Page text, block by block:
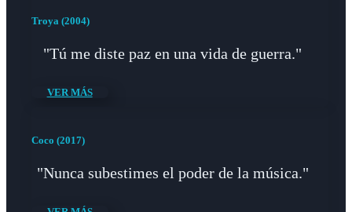
Troya (2004)
"Tú me diste paz en una vida de guerra."
VER MÁS
Coco (2017)
"Nunca subestimes el poder de la música."